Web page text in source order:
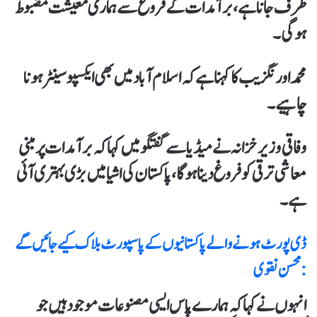
طرف جانا ہے، برآمدات کے فروغ سے ہماری معیشت مضبوط
ہوگی۔
محمد اورنگزیب کا کہنا ہےکہ اسلام آباد میں بھی ایکسپو سینٹر ہونا
چاہیے۔
وفاقی وزیر خزانہ نے میڈیا سے گفتگو میں کہاکہ برآمدات پر مبنی
معاشی ترقی کو فروغ دیناہوگا، پاکستان کی اشیا میں بڑی بہتری آئی
ہے۔
ڈی پورٹ ہونے والے پاکستانیوں کے پاسپورٹ بلاک کیے جائیں گے
: محسن نقوی
انہوں نے کہاکہ ہمارے پاس ایسی مصنوعات موجود ہیں جو